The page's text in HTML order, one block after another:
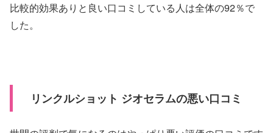
比較的効果ありと良い口コミしている人は全体の92％で
した。
リンクルショット ジオセラムの悪い口コミ